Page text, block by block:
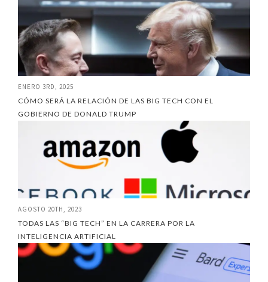
ENERO 3RD, 2025
CÓMO SERÁ LA RELACIÓN DE LAS BIG TECH CON EL
GOBIERNO DE DONALD TRUMP
AGOSTO 20TH, 2023
TODAS LAS “BIG TECH” EN LA CARRERA POR LA
INTELIGENCIA ARTIFICIAL